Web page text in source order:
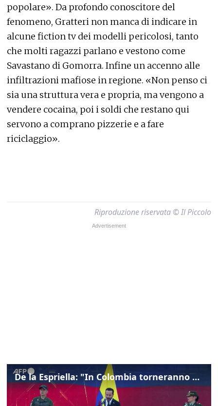
popolare». Da profondo conoscitore del
fenomeno, Gratteri non manca di indicare in
alcune fiction tv dei modelli pericolosi, tanto
che molti ragazzi parlano e vestono come
Savastano di Gomorra. Infine un accenno alle
infiltrazioni mafiose in regione. «Non penso ci
sia una struttura vera e propria, ma vengono a
vendere cocaina, poi i soldi che restano qui
servono a comprano pizzerie e a fare
riciclaggio».
Riproduzione riservata © Il Piccolo
De la Espriella: "In Colombia torneranno ordine, autorità e libertà"